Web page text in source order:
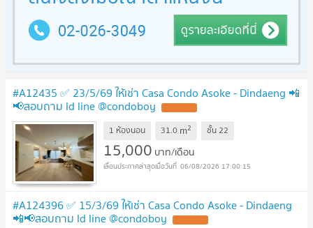
#A12435 ✅ 23/5/69 ให้เช่า Casa Condo Asoke - Dindaeng 📲
📢สอบถาม ld line @condoboy
1 ห้องนอน 31.0 m2 ชั้น22
15,000 บาท/เดือน
06/08/2026 17:00:15
#A124396 ✅ 15/3/69 ให้เช่า Casa Condo Asoke - Dindaeng
📲📢สอบถาม ld line @condoboy